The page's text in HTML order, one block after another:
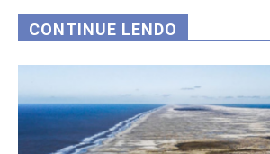
CONTINUE LENDO